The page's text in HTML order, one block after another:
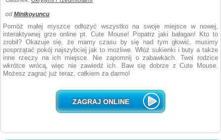
od Minikoyuncu
Pomóż małej myszce odłożyć wszystko na swoje miejsce w nowej,
interaktywnej grze online pt. Cute Mouse! Popatrz jaki bałagan! Kto to
zrobił? Okazuje się, że mamy czasu by się nad tym głowić, musimy
posprzątać pokój najszybciej jak to możliwe. Włóż sukienki i buty a także
inne rzeczy na ich miejsce. Nie zapomnij o zabawkach. Twoi rodzice
wkrótce wrócą, więc nie zawiedź ich. Baw się dobrze z Cute Mouse.
Możesz zagrać już teraz, całkiem za darmo!
ZAGRAJ ONLINE